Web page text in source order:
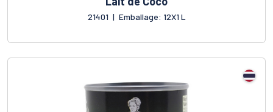
21401 | Emballage: 12X1 L